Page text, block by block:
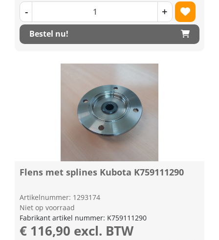
- +
Bestel nu!
Flens met splines Kubota K759111290
Artikelnummer: 1293174
Niet op voorraad
Fabrikant artikel nummer: K759111290
€ 116,90 excl. BTW